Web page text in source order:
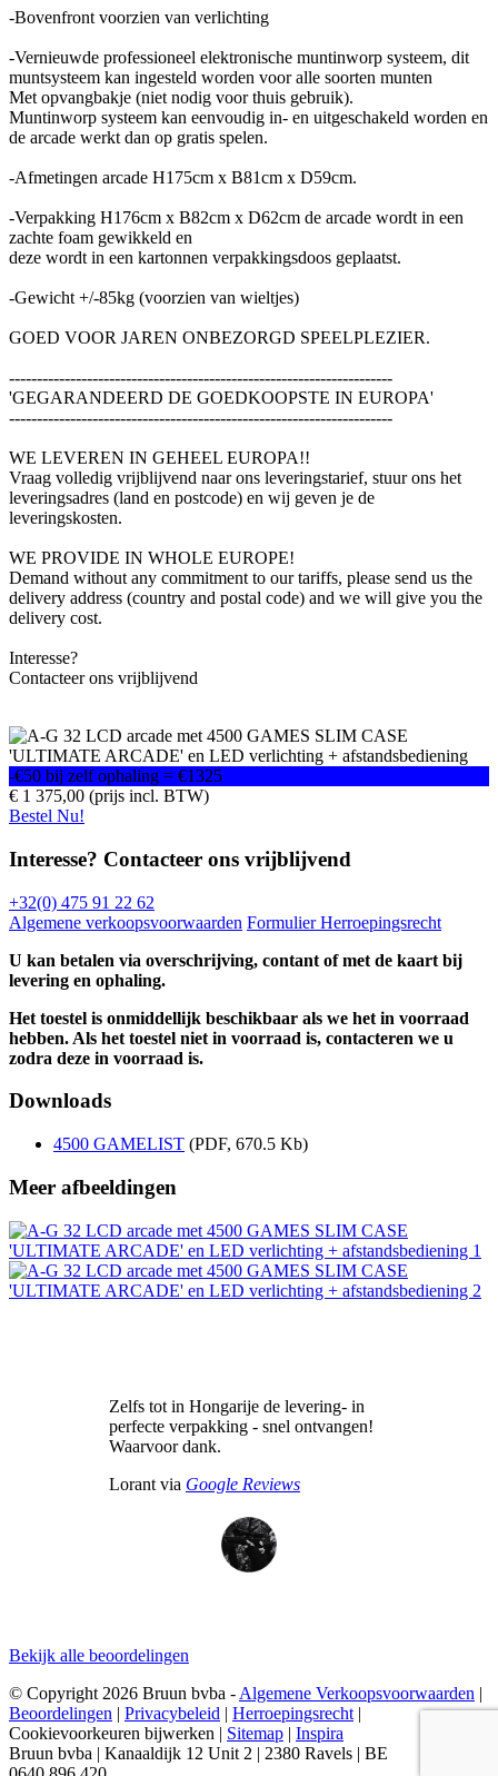
-Bovenfront voorzien van verlichting
-Vernieuwde professioneel elektronische muntinworp systeem, dit
muntsysteem kan ingesteld worden voor alle soorten munten
Met opvangbakje (niet nodig voor thuis gebruik).
Muntinworp systeem kan eenvoudig in- en uitgeschakeld worden en
de arcade werkt dan op gratis spelen.
-Afmetingen arcade H175cm x B81cm x D59cm.
-Verpakking H176cm x B82cm x D62cm de arcade wordt in een
zachte foam gewikkeld en
deze wordt in een kartonnen verpakkingsdoos geplaatst.
-Gewicht +/-85kg (voorzien van wieltjes)
GOED VOOR JAREN ONBEZORGD SPEELPLEZIER.
---------------------------------------------------------------------
'GEGARANDEERD DE GOEDKOOPSTE IN EUROPA'
---------------------------------------------------------------------
WE LEVEREN IN GEHEEL EUROPA!!
Vraag volledig vrijblijvend naar ons leveringstarief, stuur ons het
leveringsadres (land en postcode) en wij geven je de
leveringskosten.
WE PROVIDE IN WHOLE EUROPE!
Demand without any commitment to our tariffs, please send us the
delivery address (country and postal code) and we will give you the
delivery cost.
Interesse?
Contacteer ons vrijblijvend
-€50 bij zelf ophaling = €1325
€ 1 375,00 (prijs incl. BTW)
Bestel Nu!
Interesse? Contacteer ons vrijblijvend
+32(0) 475 91 22 62
Algemene verkoopsvoorwaarden Formulier Herroepingsrecht
U kan betalen via overschrijving, contant of met de kaart bij
levering en ophaling.
Het toestel is onmiddellijk beschikbaar als we het in voorraad
hebben. Als het toestel niet in voorraad is, contacteren we u
zodra deze in voorraad is.
Downloads
4500 GAMELIST (PDF, 670.5 Kb)
Meer afbeeldingen
Zelfs tot in Hongarije de levering- in
perfecte verpakking - snel ontvangen!
Waarvoor dank.
Lorant via Google Reviews
Bekijk alle beoordelingen
© Copyright 2026 Bruun bvba - Algemene Verkoopsvoorwaarden |
Beoordelingen | Privacybeleid | Herroepingsrecht |
Cookievoorkeuren bijwerken | Sitemap | Inspira
Bruun bvba | Kanaaldijk 12 Unit 2 | 2380 Ravels | BE